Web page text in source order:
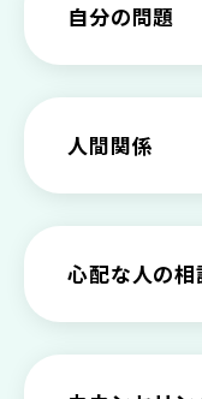
根性がな
つ病と呼ば
甘えや怠け
と見分け方
もしかして
自分の問題
「無能な
いときの対
【セルフメ
る方法と具
どうしたら
分に困っ
人間関係
【保存版
の5つの対
【恋愛】復
心配な人の相